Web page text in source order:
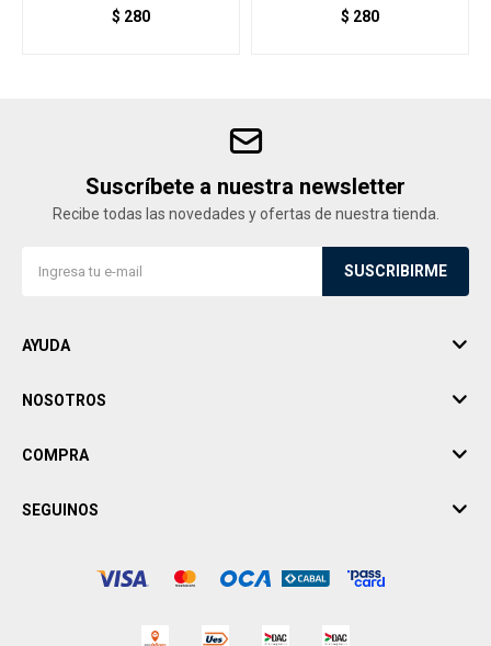
Porto
$ 280
Porto
$ 280
Suscríbete a nuestra newsletter
Recibe todas las novedades y ofertas de nuestra tienda.
SUSCRIBIRME
AYUDA
NOSOTROS
COMPRA
SEGUINOS